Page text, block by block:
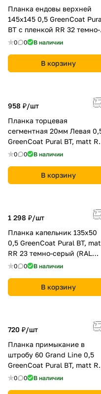
Планка ендовы верхней
145х145 0,5 GreenCoat
BT с пленкой RR 32 темно-
коричневый (RAL 8019
0 0 В наличии
В корзину
958 ₽/шт
Планка торцевая
сегментная 20мм Левая
GreenCoat Pural BT, matt
887 шоколадно-коричневый
0 0 В наличии
В корзину
1 298 ₽/шт
Планка капельник 135х50
0,5 GreenCoat Pural BT,
RR 23 темно-серый (RAL
7024 мокрый асфальт)
0 0 В наличии
В корзину
720 ₽/шт
Планка примыкание в
штробу 60 Grand Line 0,5
GreenCoat Pural BT, matt
11 темно-зеленый (RAL 6020
0 0 В наличии